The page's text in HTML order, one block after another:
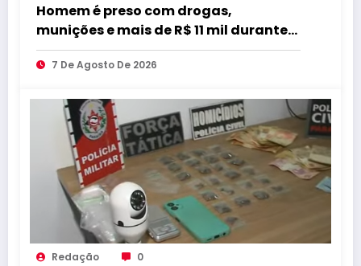
Homem é preso com drogas,
munições e mais de R$ 11 mil durante
operação em Marcação
7 De Agosto De 2026
Redação 0